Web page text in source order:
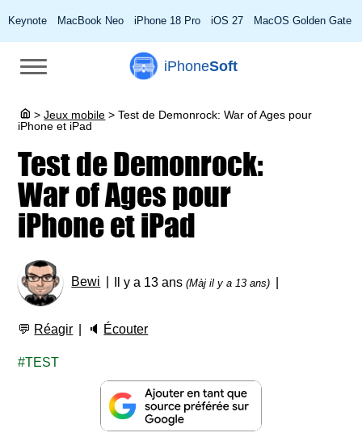
Keynote MacBook Neo iPhone 18 Pro iOS 27 MacOS Golden Gate
iPhoneSoft
> Jeux mobile > Test de Demonrock: War of Ages pour
iPhone et iPad
Test de Demonrock:
War of Ages pour
iPhone et iPad
Bewi Il y a 13 ans(Màj il y a 13 ans)
💬 Réagir 🔈 Écouter
TEST